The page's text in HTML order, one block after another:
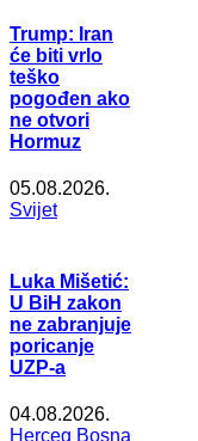
Trump: Iran
će biti vrlo
teško
pogođen ako
ne otvori
Hormuz
05.08.2026.
Svijet
Luka Mišetić:
U BiH zakon
ne zabranjuje
poricanje
UZP-a
04.08.2026.
Herceg Bosna